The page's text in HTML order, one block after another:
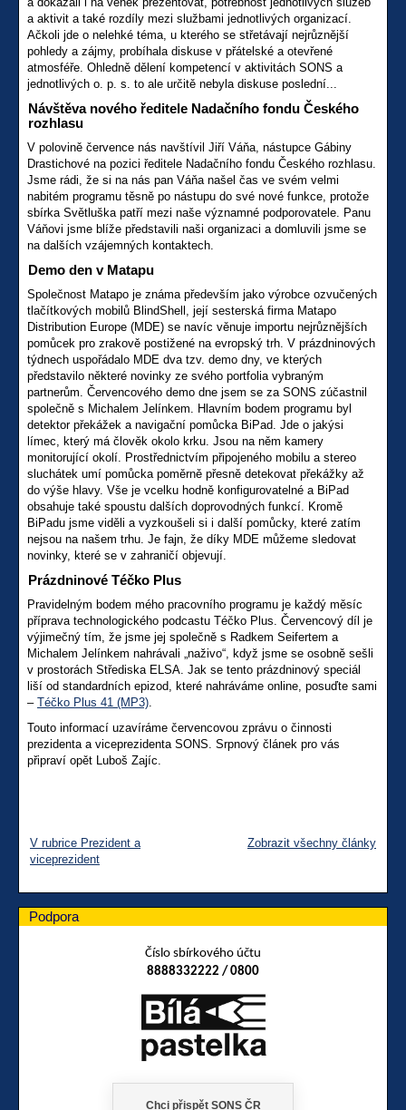
a aktivit a také rozdíly mezi službami jednotlivých organizací.
Ačkoli jde o nelehké téma, u kterého se střetávají nejrůznější
pohledy a zájmy, probíhala diskuse v přátelské a otevřené
atmosféře. Ohledně dělení kompetencí v aktivitách SONS a
jednotlivých o. p. s. to ale určitě nebyla diskuse poslední...
Návštěva nového ředitele Nadačního fondu Českého
rozhlasu
V polovině července nás navštívil Jiří Váňa, nástupce Gábiny
Drastichové na pozici ředitele Nadačního fondu Českého rozhlasu.
Jsme rádi, že si na nás pan Váňa našel čas ve svém velmi
nabitém programu těsně po nástupu do své nové funkce, protože
sbírka Světluška patří mezi naše významné podporovatele. Panu
Váňovi jsme blíže představili naši organizaci a domluvili jsme se
na dalších vzájemných kontaktech.
Demo den v Matapu
Společnost Matapo je známa především jako výrobce ozvučených
tlačítkových mobilů BlindShell, její sesterská firma Matapo
Distribution Europe (MDE) se navíc věnuje importu nejrůznějších
pomůcek pro zrakově postižené na evropský trh. V prázdninových
týdnech uspořádalo MDE dva tzv. demo dny, ve kterých
představilo některé novinky ze svého portfolia vybraným
partnerům. Červencového demo dne jsem se za SONS zúčastnil
společně s Michalem Jelínkem. Hlavním bodem programu byl
detektor překážek a navigační pomůcka BiPad. Jde o jakýsi
límec, který má člověk okolo krku. Jsou na něm kamery
monitorující okolí. Prostřednictvím připojeného mobilu a stereo
sluchátek umí pomůcka poměrně přesně detekovat překážky až
do výše hlavy. Vše je vcelku hodně konfigurovatelné a BiPad
obsahuje také spoustu dalších doprovodných funkcí. Kromě
BiPadu jsme viděli a vyzkoušeli si i další pomůcky, které zatím
nejsou na našem trhu. Je fajn, že díky MDE můžeme sledovat
novinky, které se v zahraničí objevují.
Prázdninové Téčko Plus
Pravidelným bodem mého pracovního programu je každý měsíc
příprava technologického podcastu Téčko Plus. Červencový díl je
výjimečný tím, že jsme jej společně s Radkem Seifertem a
Michalem Jelínkem nahrávali „naživo“, když jsme se osobně sešli
v prostorách Střediska ELSA. Jak se tento prázdninový speciál
liší od standardních epizod, které nahráváme online, posuďte sami
– Téčko Plus 41 (MP3).
Touto informací uzavíráme červencovou zprávu o činnosti
prezidenta a viceprezidenta SONS. Srpnový článek pro vás
připraví opět Luboš Zajíc.
V rubrice Prezident a
viceprezident
Zobrazit všechny články
Podpora
Číslo sbírkového účtu
8888332222 / 0800